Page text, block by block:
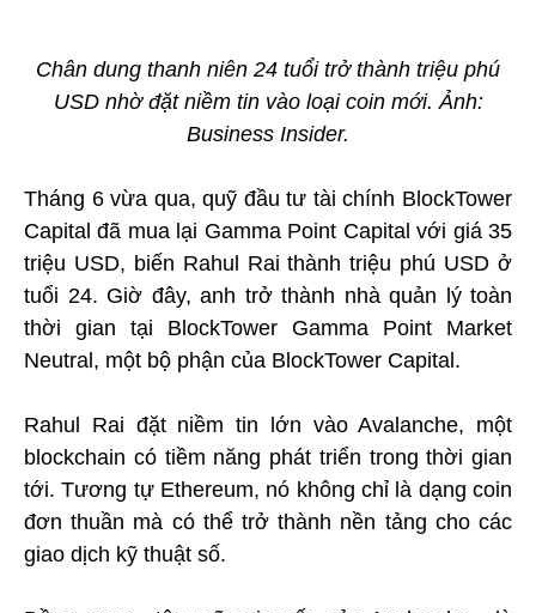
Chân dung thanh niên 24 tuổi trở thành triệu phú
USD nhờ đặt niềm tin vào loại coin mới. Ảnh:
Business Insider.
Tháng 6 vừa qua, quỹ đầu tư tài chính BlockTower
Capital đã mua lại Gamma Point Capital với giá 35
triệu USD, biến Rahul Rai thành triệu phú USD ở
tuổi 24. Giờ đây, anh trở thành nhà quản lý toàn
thời gian tại BlockTower Gamma Point Market
Neutral, một bộ phận của BlockTower Capital.
Rahul Rai đặt niềm tin lớn vào Avalanche, một
blockchain có tiềm năng phát triển trong thời gian
tới. Tương tự Ethereum, nó không chỉ là dạng coin
đơn thuần mà có thể trở thành nền tảng cho các
giao dịch kỹ thuật số.